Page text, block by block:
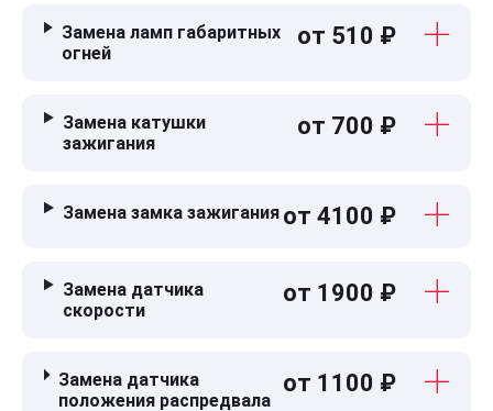
Замена ламп габаритных
огней
от 510 ₽
Замена катушки
зажигания
от 700 ₽
Замена замка зажигания от 4100 ₽
Замена датчика
скорости
от 1900 ₽
Замена датчика
положения распредвала
от 1100 ₽